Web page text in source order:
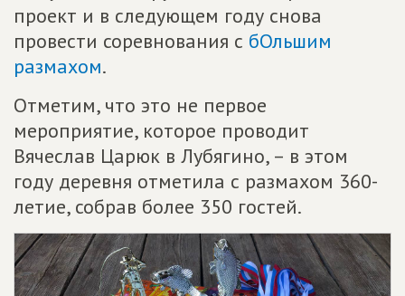
проект и в следующем году снова
провести соревнования с бОльшим
размахом.
Отметим, что это не первое
мероприятие, которое проводит
Вячеслав Царюк в Лубягино, – в этом
году деревня отметила с размахом 360-
летие, собрав более 350 гостей.